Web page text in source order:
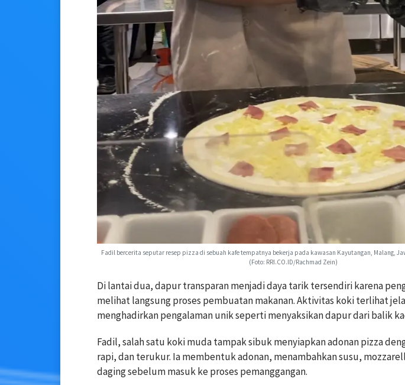
Fadil bercerita seputar resep pizza di sebuah kafe tempatnya bekerja pada kawasan Kayutangan, Malang,
(Foto: RRI.CO.ID/Rachmad Zein)
Di lantai dua, dapur transparan menjadi daya tarik tersendiri karena
melihat langsung proses pembuatan makanan. Aktivitas koki terlihat
menghadirkan pengalaman unik seperti menyaksikan dapur dari balik
Fadil, salah satu koki muda tampak sibuk menyiapkan adonan pizza
rapi, dan terukur. Ia membentuk adonan, menambahkan susu,
daging sebelum masuk ke proses pemanggangan.